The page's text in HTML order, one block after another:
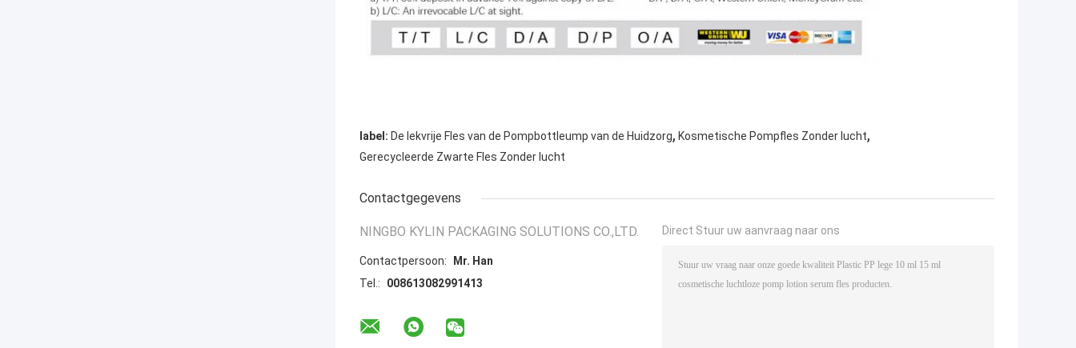
label: De lekvrije Fles van de Pompbottleump van de Huidzorg, Kosmetische Pompfles Zonder lucht,
Gerecycleerde Zwarte Fles Zonder lucht
Contactgegevens
NINGBO KYLIN PACKAGING SOLUTIONS CO.,LTD.
Contactpersoon:
Mr. Han
Tel.:
008613082991413
Direct Stuur uw aanvraag naar ons